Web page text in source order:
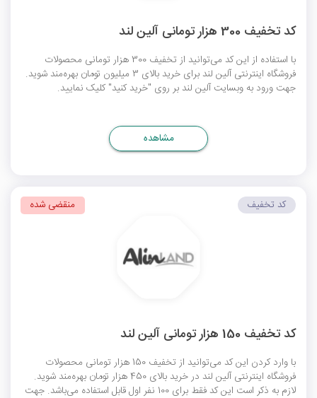
کد تخفیف 300 هزار تومانی آلین لند
با استفاده از این کد می‌توانید از تخفیف 300 هزار تومانی محصولات
فروشگاه اینترنتی آلین لند برای خرید بالای 3 میلیون تومان بهره‌مند شوید.
جهت ورود به وبسایت آلین لند بر روی "خرید کنید" کلیک نمایید.
مشاهده
کد تخفیف 150 هزار تومانی آلین لند
با وارد کردن این کد می‌توانید از تخفیف 150 هزار تومانی محصولات
فروشگاه اینترنتی آلین لند در خرید بالای 450 هزار تومان بهره‌مند شوید.
لازم به ذکر است این کد فقط برای 100 نفر اول قابل استفاده می‌باشد. جهت
کد تخفیف منقضی شده